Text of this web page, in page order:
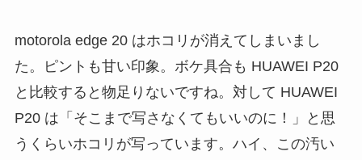
motorola edge 20 はホコリが消えてしまいまし
た。ピントも甘い印象。ボケ具合も HUAWEI P20
と比較すると物足りないですね。対して HUAWEI
P20 は「そこまで写さなくてもいいのに！」と思
うくらいホコリが写っています。ハイ、この汚い